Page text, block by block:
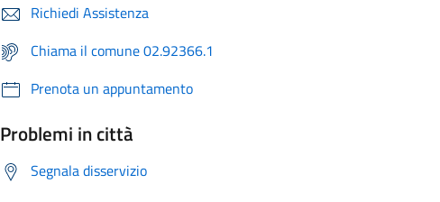
Richiedi Assistenza
Chiama il comune 02.92366.1
Prenota un appuntamento
Problemi in città
Segnala disservizio